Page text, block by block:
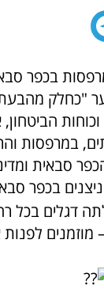
בכפר
"כחלק
וכוחות
במרפסות
סבאית
בכפר
דגלים בכל
מוזמנים